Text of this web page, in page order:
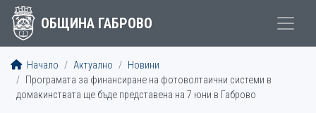
ОБЩИНА ГАБРОВО
Начало Актуално
Новини
Програмата за финансиране на фотоволтаични системи в
домакинствата ще бъде представена на 7 юни в Габрово